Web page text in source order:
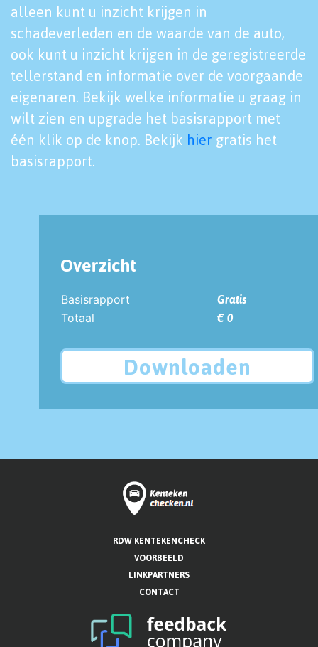
alleen kunt u inzicht krijgen in
schadeverleden en de waarde van de auto,
ook kunt u inzicht krijgen in de geregistreerde
tellerstand en informatie over de voorgaande
eigenaren. Bekijk welke informatie u graag in
wilt zien en upgrade het basisrapport met
één klik op de knop. Bekijk hier gratis het
basisrapport.
Overzicht
Basisrapport
Gratis
Totaal
€ 0
Downloaden
RDW KENTEKENCHECK
VOORBEELD
LINKPARTNERS
CONTACT